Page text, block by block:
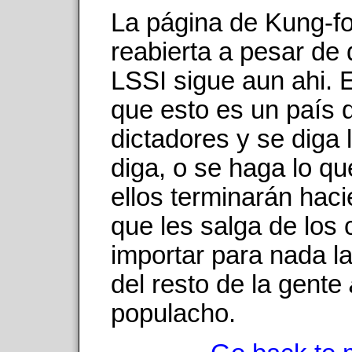
La página de Kung-
reabierta a pesar de
LSSI sigue aun ahi.
que esto es un país
dictadores y se diga
diga, o se haga lo
ellos terminarán
que les salga de los
importar para nada
del resto de la gente
populacho.